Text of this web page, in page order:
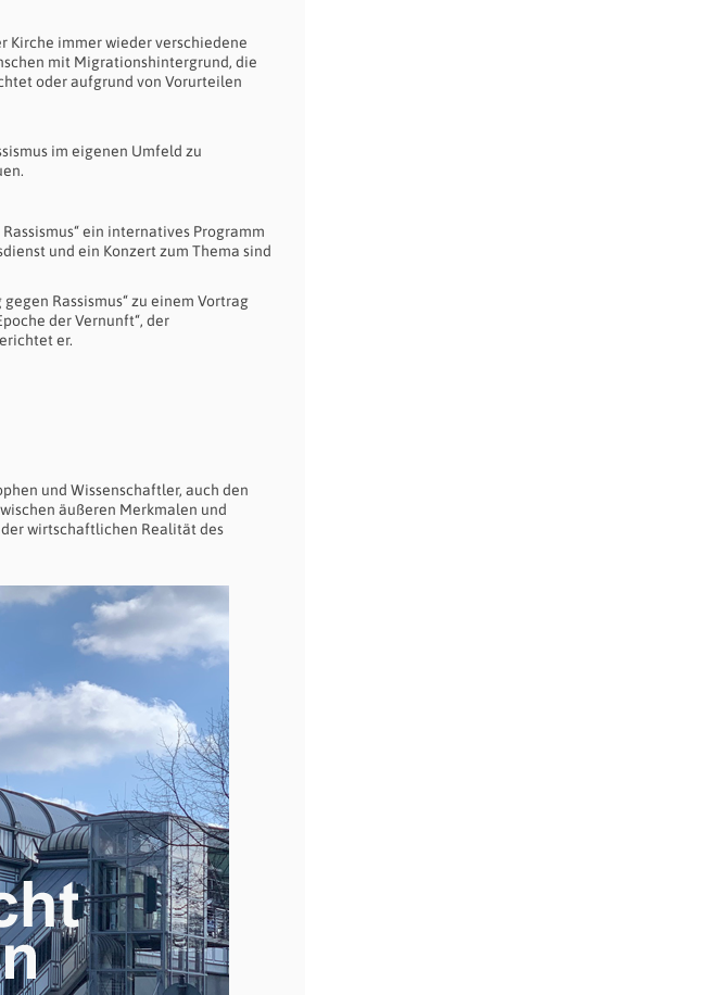
Kirche immer wieder verschiedene
mit Migrationshintergrund, die
oder aufgrund von Vorurteilen
im eigenen Umfeld zu
ein internatives Programm
und ein Konzert zum Thema sind
Rassismus“ zu einem Vortrag
der Vernunft“, der
er.
und Wissenschaftler, auch den
äußeren Merkmalen und
wirtschaftlichen Realität des